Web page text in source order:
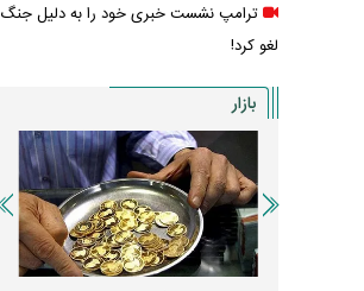
ترامپ نشست خبری خود را به دلیل جنگ
لغو کرد!
بازار